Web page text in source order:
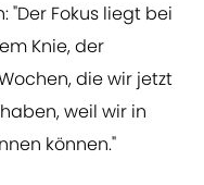
"Der Fokus liegt bei
Knie, der
die wir jetzt
weil wir in
können."